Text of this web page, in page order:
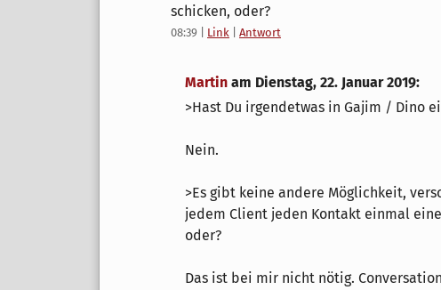
schicken, oder?
08:39 Link Antwort
Martin am Dienstag, 22. Januar 2019:
>Hast Du irgendetwas in Gajim / Dino
Nein.
>Es gibt keine andere Möglichkeit,
jedem Client jeden Kontakt einmal
oder?
Das ist bei mir nicht nötig.